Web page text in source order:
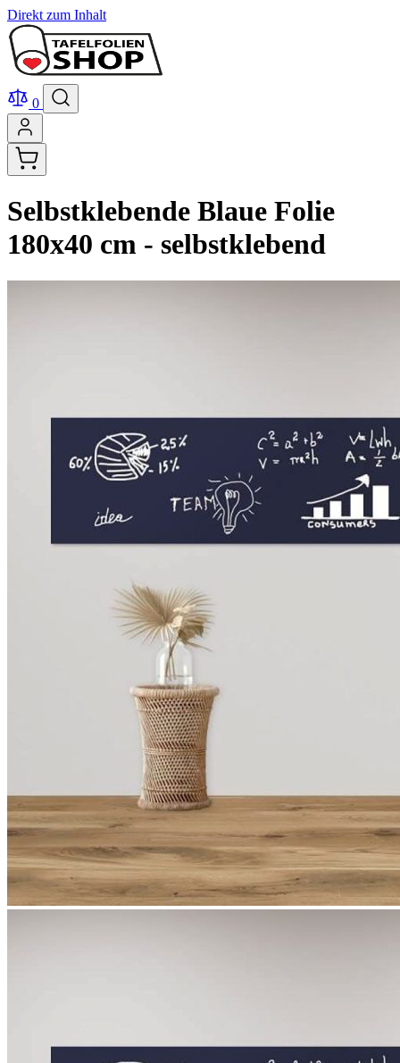
Direkt zum Inhalt
0
Selbstklebende Blaue Folie
180x40 cm - selbstklebend